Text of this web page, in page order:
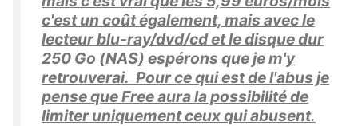
c'est un coût également, mais avec le
lecteur blu-ray/dvd/cd et le disque dur
250 Go (NAS) espérons que je m'y
retrouverai. Pour ce qui est de l'abus je
pense que Free aura la possibilité de
limiter uniquement ceux qui abusent.